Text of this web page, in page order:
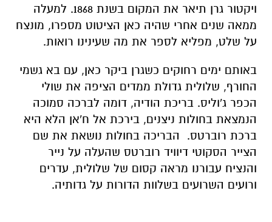
ויקטור גרן תיאר את המקום בשנת 1868. למעלה
ממאה שנים אחרי שהיה כאן הציטוט מספרו, מונצח
על שלט, מפליא לספר את מה שעינינו רואות.
באותם ימים רחוקים כשגרן ביקר כאן, עם בא גשמי
החורף, שלולית גדולת ממדים הציפה את שולי
הכפר ג'וליס. בריכת הודיה, דומה לברכה סמוכה
הנמצאת בחולות ניצנים, בירכת אל ח'אן הלא היא
ברכת רוברטס. הבריכה בחולות נושאת את שם
הצייר הסקוטי דיוויד רוברטס שהעלה על נייר
והנציח עבורנו מראה קסום של שלולית, עדרים
ורועים השרועים בשלוות הדורות על גדותיה.